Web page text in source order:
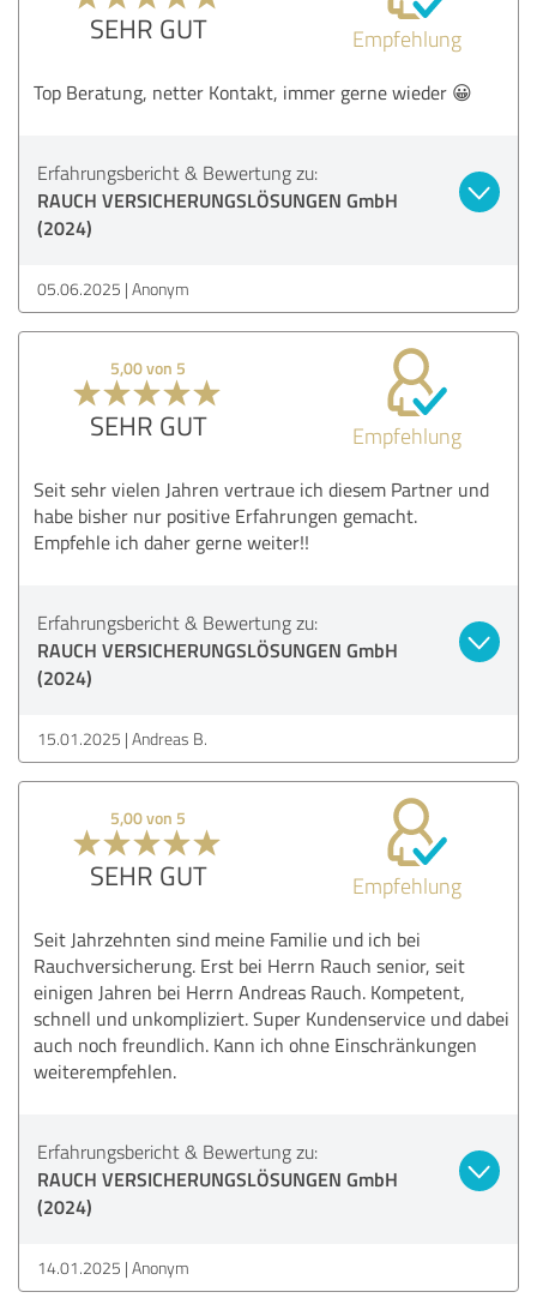
SEHR GUT Empfehlung
Top Beratung, netter Kontakt, immer gerne wieder 😀
Erfahrungsbericht & Bewertung zu:
RAUCH VERSICHERUNGSLÖSUNGEN GmbH
(2024)
05.06.2025 Anonym
5,00 von 5
SEHR GUT Empfehlung
Seit sehr vielen Jahren vertraue ich diesem Partner und
habe bisher nur positive Erfahrungen gemacht.
Empfehle ich daher gerne weiter!!
Erfahrungsbericht & Bewertung zu:
RAUCH VERSICHERUNGSLÖSUNGEN GmbH
(2024)
15.01.2025 Andreas B.
5,00 von 5
SEHR GUT Empfehlung
Seit Jahrzehnten sind meine Familie und ich bei
Rauchversicherung. Erst bei Herrn Rauch senior, seit
einigen Jahren bei Herrn Andreas Rauch. Kompetent,
schnell und unkompliziert. Super Kundenservice und dabei
auch noch freundlich. Kann ich ohne Einschränkungen
weiterempfehlen.
Erfahrungsbericht & Bewertung zu:
RAUCH VERSICHERUNGSLÖSUNGEN GmbH
(2024)
14.01.2025 Anonym